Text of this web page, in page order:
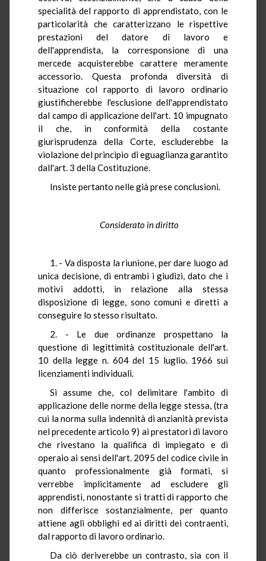
specialità del rapporto di apprendistato, con le
particolarità che caratterizzano le rispettive
prestazioni del datore di lavoro e
dell'apprendista, la corresponsione di una
mercede acquisterebbe carattere meramente
accessorio. Questa profonda diversità di
situazione col rapporto di lavoro ordinario
giustificherebbe l'esclusione dell'apprendistato
dal campo di applicazione dell'art. 10 impugnato
il che, in conformità della costante
giurisprudenza della Corte, escluderebbe la
violazione del principio di eguaglianza garantito
dall'art. 3 della Costituzione.
Insiste pertanto nelle già prese conclusioni.
Considerato in diritto
1. - Va disposta la riunione, per dare luogo ad
unica decisione, di entrambi i giudizi, dato che i
motivi addotti, in relazione alla stessa
disposizione di legge, sono comuni e diretti a
conseguire lo stesso risultato.
2. - Le due ordinanze prospettano la
questione di legittimità costituzionale dell'art.
10 della legge n. 604 del 15 luglio. 1966 sui
licenziamenti individuali.
Si assume che, col delimitare l'ambito di
applicazione delle norme della legge stessa, (tra
cui la norma sulla indennità di anzianità prevista
nel precedente articolo 9) ai prestatori di lavoro
che rivestano la qualifica di impiegato e di
operaio ai sensi dell'art. 2095 del codice civile in
quanto professionalmente già formati, si
verrebbe implicitamente ad escludere gli
apprendisti, nonostante si tratti di rapporto che
non differisce sostanzialmente, per quanto
attiene agli obblighi ed ai diritti dei contraenti,
dal rapporto di lavoro ordinario.
Da ciò deriverebbe un contrasto, sia con il